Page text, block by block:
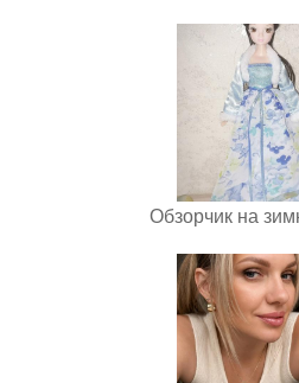
Обзорчик на